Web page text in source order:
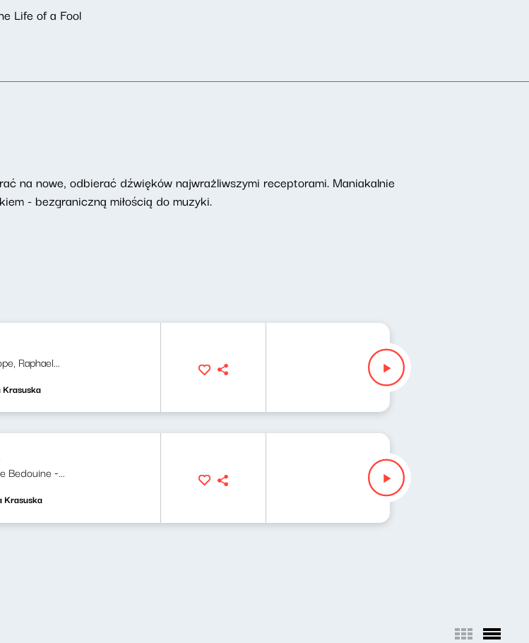
Life of a Fool
na nowe, odbierać dźwięków najwrażliwszymi receptorami. Maniakalnie
- bezgraniczną miłością do muzyki.
Raphael...
Krasuska
Bedouine -...
Krasuska